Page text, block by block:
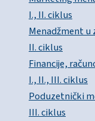
I., II. ciklus
Menadžment u
II. ciklus
Financije,
I., II., III. ciklus
Poduzetnički
III. ciklus